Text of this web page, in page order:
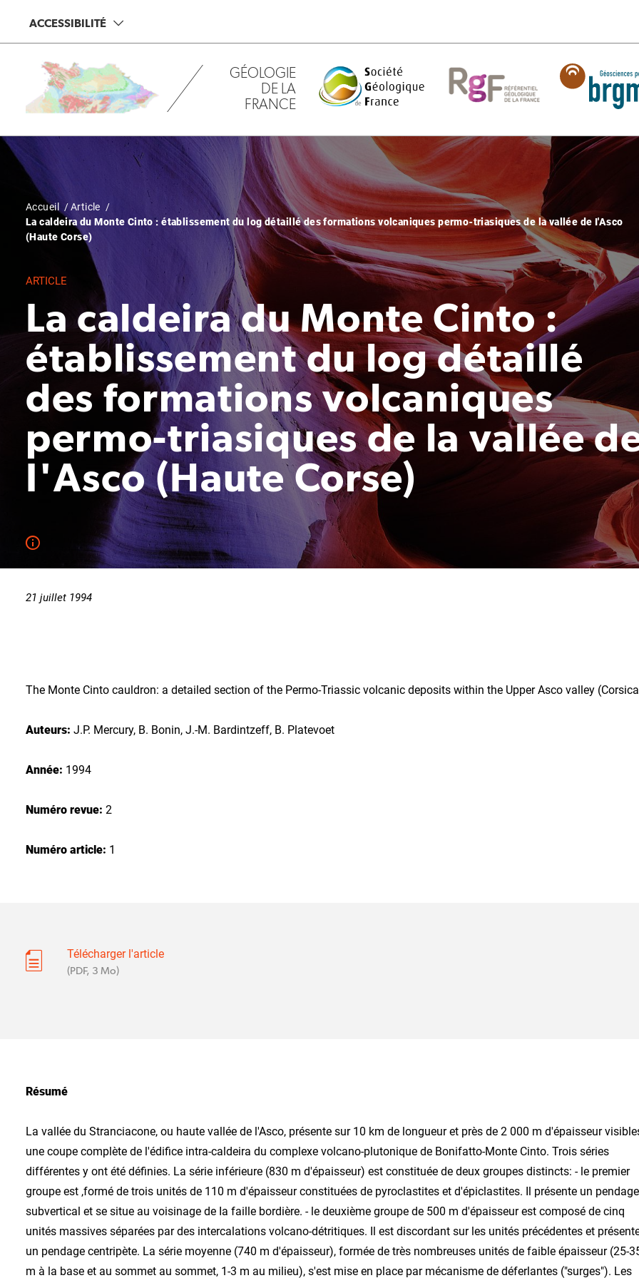
contenu
ACCESSIBILITÉ
GÉOLOGIE
DE LA
FRANCE
Fil
d'Ariane
Accueil
Article
La caldeira du Monte Cinto : établissement du log détaillé des formations volcaniques permo-triasiques de la vallée de I'Asco
(Haute Corse)
ARTICLE
La caldeira du Monte Cinto :
établissement du log détaillé
des formations volcaniques
permo-triasiques de la vallée
I'Asco (Haute Corse)
21 juillet 1994
The Monte Cinto cauldron: a detailed section of the Permo-Triassic volcanic deposits within the Upper Asco valley
Auteurs: J.P. Mercury, B. Bonin, J.-M. Bardintzeff, B. Platevoet
Année: 1994
Numéro revue: 2
Numéro article: 1
Télécharger l'article
(PDF, 3 Mo)
Résumé
La vallée du Stranciacone, ou haute vallée de l'Asco, présente sur 10 km de longueur et près de 2 000 m d'épaisseur
une coupe complète de l'édifice intra-caldeira du complexe volcano-plutonique de Bonifatto-Monte Cinto. Trois séries
différentes y ont été définies. La série inférieure (830 m d'épaisseur) est constituée de deux groupes distincts: - le premier
groupe est ,formé de trois unités de 110 m d'épaisseur constituées de pyroclastites et d'épiclastites. Il présente un pendage
subvertical et se situe au voisinage de Ia faille bordière. - le deuxième groupe de 500 m d'épaisseur est composé de cinq
unités massives séparées par des intercalations volcano-détritiques. Il est discordant sur les unités précédentes et
un pendage centripète. La série moyenne (740 m d'épaisseur), formée de très nombreuses unités de faible épaisseur (25-
m à la base et au sommet au sommet, 1-3 m au milieu), s'est mise en place par mécanisme de déferlantes ("surges"). Les